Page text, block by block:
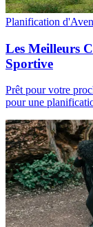
Planification
Les Meilleurs
Sportive
Prêt pour votre
pour une